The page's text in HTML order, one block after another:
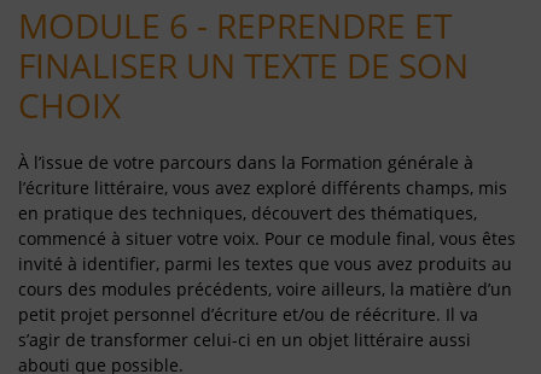
MODULE 6 - REPRENDRE ET
FINALISER UN TEXTE DE SON
CHOIX
À l’issue de votre parcours dans la Formation générale à
l’écriture littéraire, vous avez exploré différents champs, mis
en pratique des techniques, découvert des thématiques,
commencé à situer votre voix. Pour ce module final, vous êtes
invité à identifier, parmi les textes que vous avez produits au
cours des modules précédents, voire ailleurs, la matière d’un
petit projet personnel d’écriture et/ou de réécriture. Il va
s’agir de transformer celui-ci en un objet littéraire aussi
abouti que possible.